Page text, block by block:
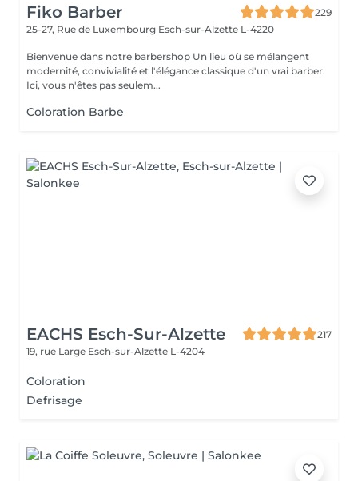
Fiko Barber
229
25-27, Rue de Luxembourg Esch-sur-Alzette L-4220
Bienvenue dans notre barbershop Un lieu où se mélangent
modernité, convivialité et l'élégance classique d'un vrai barber.
Ici, vous n'êtes pas seulem...
Coloration Barbe
EACHS Esch-Sur-Alzette
217
19, rue Large Esch-sur-Alzette L-4204
Coloration
Defrisage